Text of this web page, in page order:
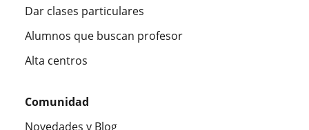
Dar clases particulares
Alumnos que buscan profesor
Alta centros
Comunidad
Novedades y Blog